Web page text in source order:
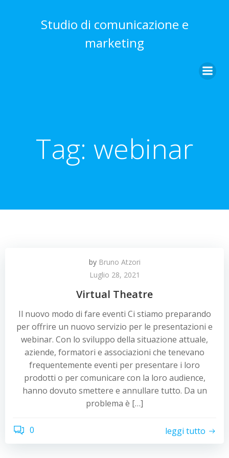
contenuto
Studio di comunicazione e
marketing
Tag: webinar
by Bruno Atzori
Luglio 28, 2021
Virtual Theatre
Il nuovo modo di fare eventi Ci stiamo preparando
per offrire un nuovo servizio per le presentazioni e
webinar. Con lo sviluppo della situazione attuale,
aziende, formatori e associazioni che tenevano
frequentemente eventi per presentare i loro
prodotti o per comunicare con la loro audience,
hanno dovuto smettere e annullare tutto. Da un
problema è […]
0 leggi tutto